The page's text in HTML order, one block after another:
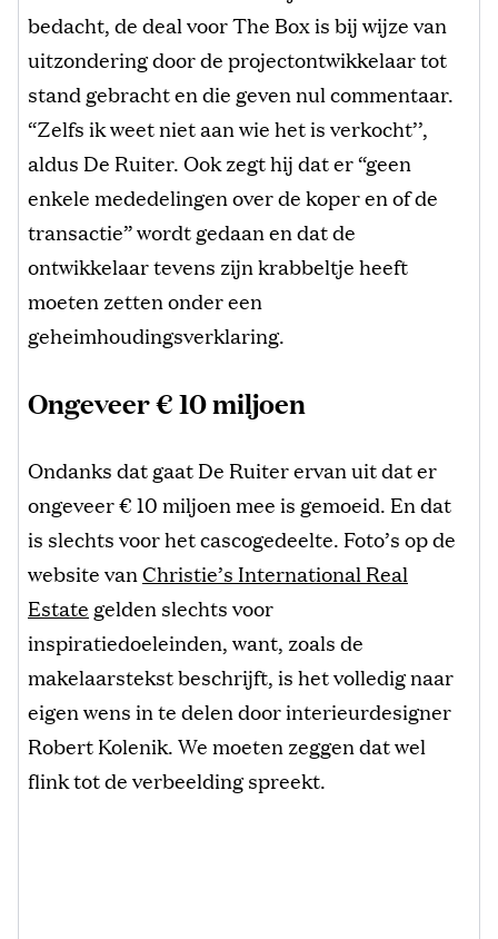
bedacht, de deal voor The Box is bij wijze van
uitzondering door de projectontwikkelaar tot
stand gebracht en die geven nul commentaar.
“Zelfs ik weet niet aan wie het is verkocht’’,
aldus De Ruiter. Ook zegt hij dat er “geen
enkele mededelingen over de koper en of de
transactie” wordt gedaan en dat de
ontwikkelaar tevens zijn krabbeltje heeft
moeten zetten onder een
geheimhoudingsverklaring.
Ongeveer € 10 miljoen
Ondanks dat gaat De Ruiter ervan uit dat er
ongeveer € 10 miljoen mee is gemoeid. En dat
is slechts voor het cascogedeelte. Foto’s op de
website vanChristie’s International Real
Estate gelden slechts voor
inspiratiedoeleinden, want, zoals de
makelaarstekst beschrijft, is het volledig naar
eigen wens in te delen door interieurdesigner
Robert Kolenik. We moeten zeggen dat wel
flink tot de verbeelding spreekt.